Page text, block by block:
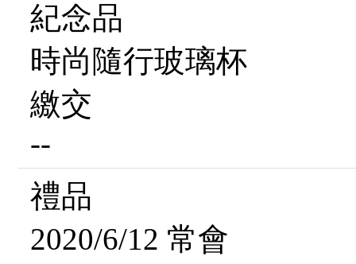
紀念品
時尚隨行玻璃杯
繳交
--
禮品
2020/6/12 常會